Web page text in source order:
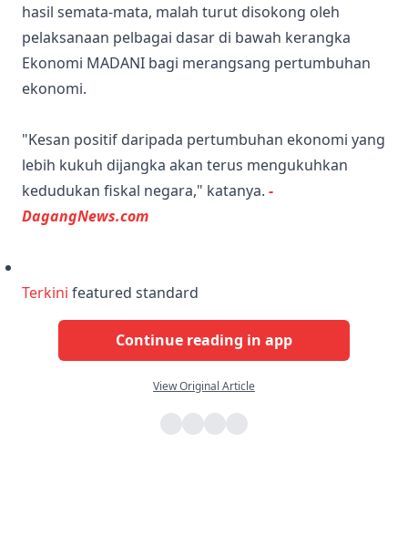
hasil semata-mata, malah turut disokong oleh
pelaksanaan pelbagai dasar di bawah kerangka
Ekonomi MADANI bagi merangsang pertumbuhan
ekonomi.
"Kesan positif daripada pertumbuhan ekonomi yang
lebih kukuh dijangka akan terus mengukuhkan
kedudukan fiskal negara," katanya. -
DagangNews.com
Terkini featured standard
Continue reading in app
View Original Article